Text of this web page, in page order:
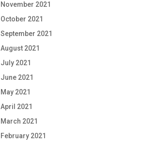
November 2021
October 2021
September 2021
August 2021
July 2021
June 2021
May 2021
April 2021
March 2021
February 2021